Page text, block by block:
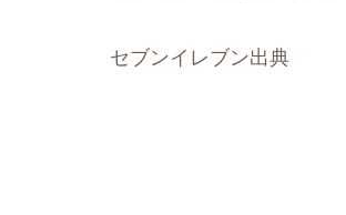
セブンイレブン出典